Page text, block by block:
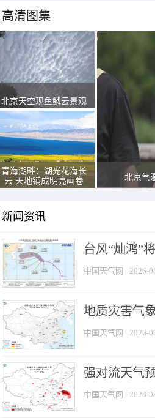
高清图集
北京天空现鱼鳞云景观
青海湖畔：湖光花海长
云 天地铺成明亮画卷
北京气
新闻资讯
台风“灿鸿”
中国天气网 2026-
地质灾害气
中国天气网 2026-
强对流天气
中国天气网 2026-